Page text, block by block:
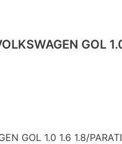
GOL
GOL 1.0 1.6 1.8/